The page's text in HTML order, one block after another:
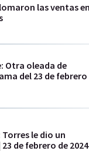
las ventas en
Otra oleada de
del 23 de febrero
le dio un
de febrero de 2024